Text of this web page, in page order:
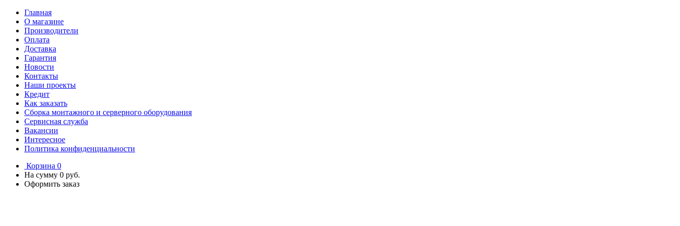
Главная
О магазине
Производители
Оплата
Доставка
Гарантия
Новости
Контакты
Наши проекты
Кредит
Как заказать
Сборка монтажного и серверного оборудования
Сервисная служба
Вакансии
Интересное
Политика конфиденциальности
Корзина 0
На сумму 0 руб.
Оформить заказ